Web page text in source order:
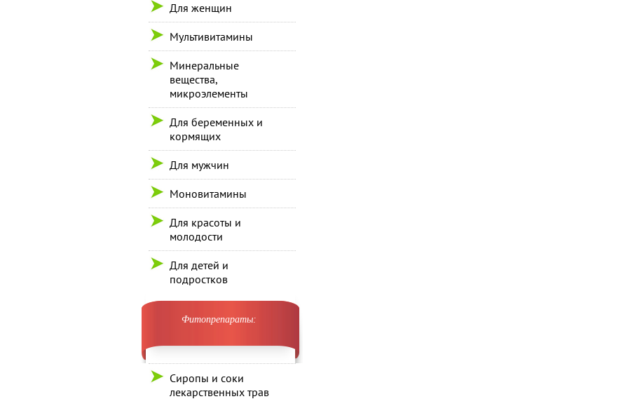
Для женщин
Мультивитамины
Минеральные
вещества,
микроэлементы
Для беременных и
кормящих
Для мужчин
Моновитамины
Для красоты и
молодости
Для детей и
подростков
Фитопрепараты:
Сиропы и соки
лекарственных трав